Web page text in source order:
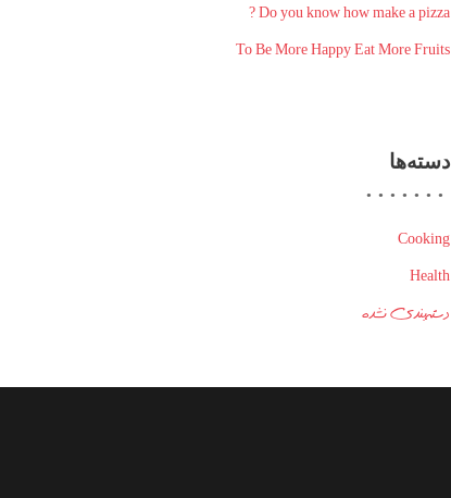
Do you know how make a pizza ?
To Be More Happy Eat More Fruits
دسته‌ها
Cooking
Health
دسته‌بندی نشده